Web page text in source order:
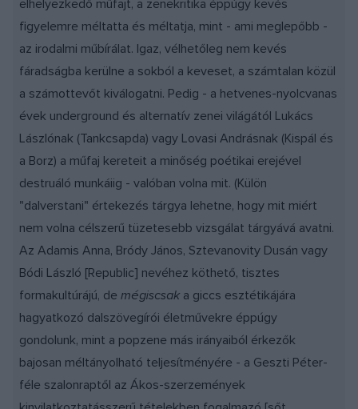
elhelyezkedő műfajt, a zenekritika éppúgy kevés
figyelemre méltatta és méltatja, mint - ami meglepőbb -
az irodalmi műbírálat. Igaz, vélhetőleg nem kevés
fáradságba kerülne a sokból a keveset, a számtalan közül
a számottevőt kiválogatni. Pedig - a hetvenes-nyolcvanas
évek underground és alternatív zenei világától Lukács
Lászlónak (Tankcsapda) vagy Lovasi Andrásnak (Kispál és
a Borz) a műfaj kereteit a minőség poétikai erejével
destruáló munkáiig - valóban volna mit. (Külön
"dalverstani" értekezés tárgya lehetne, hogy mit miért
nem volna célszerű tüzetesebb vizsgálat tárgyává avatni.
Az Adamis Anna, Bródy János, Sztevanovity Dusán vagy
Bódi László [Republic] nevéhez köthető, tisztes
formakultúrájú, de mégiscsak a giccs esztétikájára
hagyatkozó dalszövegírói életművekre éppúgy
gondolunk, mint a popzene más irányaiból érkezők
bajosan méltányolható teljesítményére - a Geszti Péter-
féle szalonraptől az Ákos-szerzemények